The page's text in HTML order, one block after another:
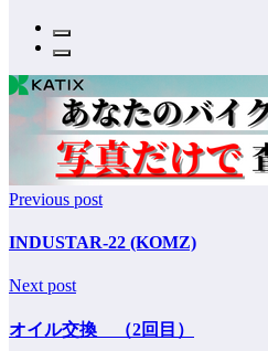
Previous post
INDUSTAR-22 (KOMZ)
Next post
オイル交換 （2回目）